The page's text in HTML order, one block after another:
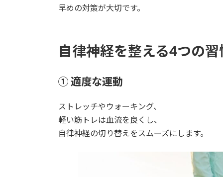
早めの対策が大切です。
自律神経を整える4つの習
① 適度な運動
ストレッチやウォーキング、
軽い筋トレは血流を良くし、
自律神経の切り替えをスムーズにします。